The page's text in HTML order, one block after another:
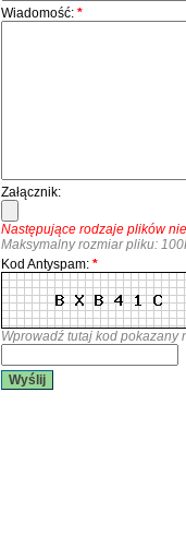
Wiadomość: *
Załącznik:
Następujące rodzaje plików
Maksymalny rozmiar pliku:
Kod Antyspam: *
Wprowadź tutaj kod pokazany
Wyślij